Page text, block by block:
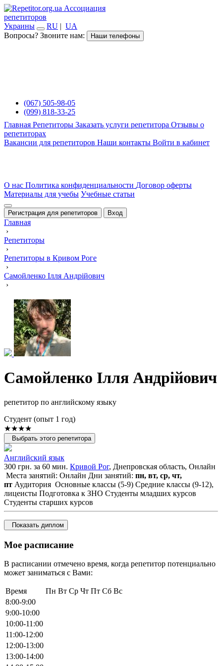
Ассоциация
репетиторов
Украины
RU | UA
Вопросы? Звоните нам:
Наши телефоны
(067) 505-98-05
(099) 818-33-25
Главная Репетиторы Заказать услуги репетитора Отзывы о
репетиторах
Вакансии для репетиторов Наши контакты Войти в кабинет
О нас Политика конфиденциальности Договор оферты
Материалы для учебы Учебные статьи
Регистрация для репетиторов Вход
Главная
›
Репетиторы
›
Репетиторы в Кривом Роге
›
Самойленко Ілля Андрійович
›
Самойленко Ілля Андрійович
репетитор по английскому языку
Cтудент (опыт 1 год)
★★★★
Выбрать этого репетитора
Английский язык
300 грн. за 60 мин. Кривой Рог, Днепровская область, Онлайн
Места занятий: Онлайн Дни занятий: пн, вт, ср, чт,
пт Аудитория Основные классы (5-9) Средние классы (9-12),
лицеисты Подготовка к ЗНО Студенты младших курсов
Студенты старших курсов
Показать диплом
Мое расписание
В расписании отмечено время, когда репетитор потенциально
может заниматься с Вами:
Время Пн Вт Ср Чт Пт Сб Вс
8:00-9:00
9:00-10:00
10:00-11:00
11:00-12:00
12:00-13:00
13:00-14:00